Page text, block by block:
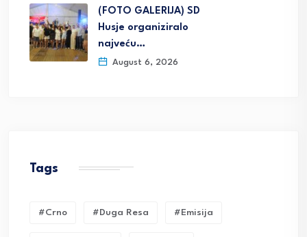
(FOTO GALERIJA) SD
Husje organiziralo
najveću…
August 6, 2026
Tags
#crno #duga Resa #emisija